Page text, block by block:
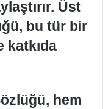
Üst
bu tür bir
katkıda
hem